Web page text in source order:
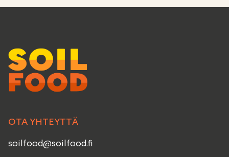
OTA YHTEYTTÄ
soilfood@soilfood.fi